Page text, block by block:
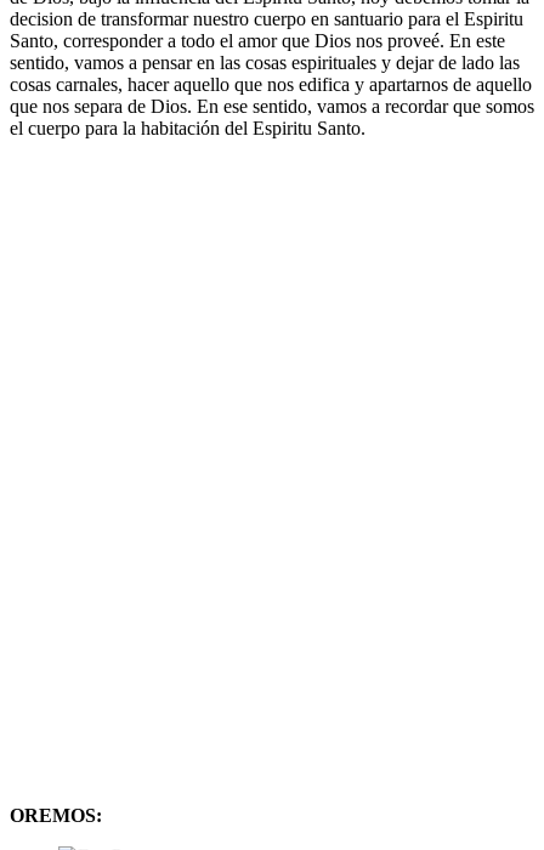
decision de transformar nuestro cuerpo en santuario para el Espiritu
Santo, corresponder a todo el amor que Dios nos proveé. En este
sentido, vamos a pensar en las cosas espirituales y dejar de lado las
cosas carnales, hacer aquello que nos edifica y apartarnos de aquello
que nos separa de Dios. En ese sentido, vamos a recordar que somos
el cuerpo para la habitación del Espiritu Santo.
OREMOS: